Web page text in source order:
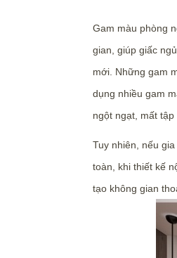
Gam màu phòng
gian, giúp giấc
mới. Những gam
dụng nhiều gam
ngột ngạt, mất tập
Tuy nhiên, nếu
toàn, khi thiết kế
tạo không gian